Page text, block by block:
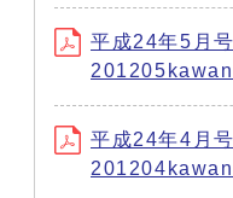
平成24年5月
平成24年4月